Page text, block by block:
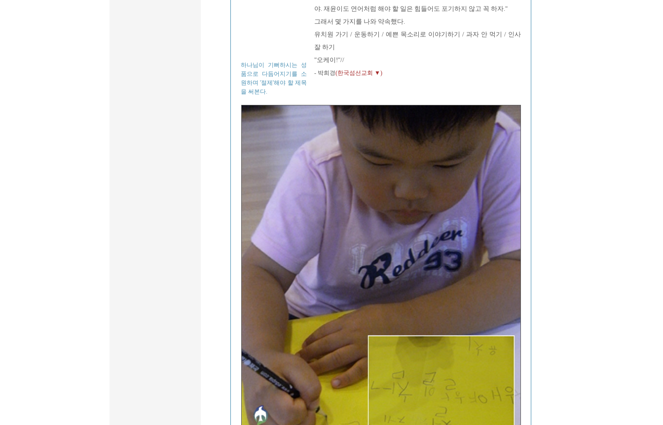
하나님이 기뻐하시는 성
품으로 다듬어지기를 소
원하며 '절제'해야 할 제목
을 써본다.
야. 재윤이도 연어처럼 해야 할 일은 힘들어도 포기하지 않고 꼭 하자."
그래서 몇 가지를 나와 약속했다.
유치원 가기 / 운동하기 / 예쁜 목소리로 이야기하기 / 과자 안 먹기 / 인사
잘 하기
"오케이!"//
- 박희경(한국섬선교회 ▼)